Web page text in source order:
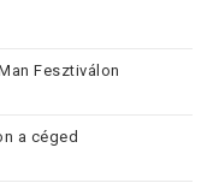
Fesztiválon
a céged